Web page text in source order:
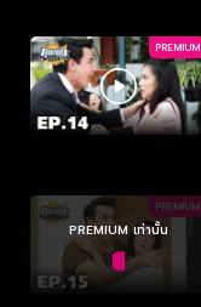
PREMIUM
PREMIUM
PREMIUM เท่านั้น